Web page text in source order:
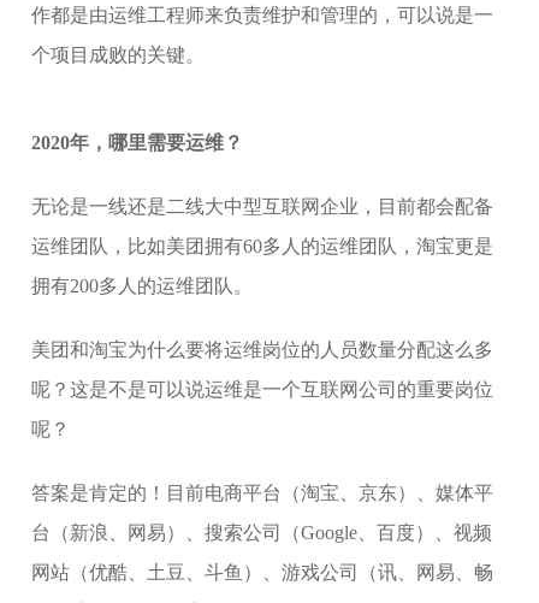
作都是由运维工程师来负责维护和管理的，可以说是一
个项目成败的关键。
2020年，哪里需要运维？
无论是一线还是二线大中型互联网企业，目前都会配备
运维团队，比如美团拥有60多人的运维团队，淘宝更是
拥有200多人的运维团队。
美团和淘宝为什么要将运维岗位的人员数量分配这么多
呢？这是不是可以说运维是一个互联网公司的重要岗位
呢？
答案是肯定的！目前电商平台（淘宝、京东）、媒体平
台（新浪、网易）、搜索公司（Google、百度）、视频
网站（优酷、土豆、斗鱼）、游戏公司（讯、网易、畅